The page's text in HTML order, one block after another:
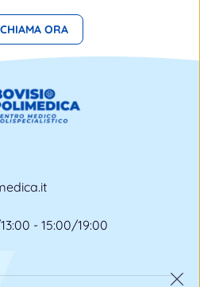
CHIAMA ORA
- 15:00/19:00
per offrirti una migliore esperienza di
Continuando la navigazione del
Ai sensi e per gli effetti dell’art. 7 e